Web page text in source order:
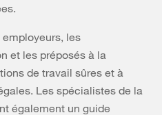
les
et les préposés à la
de travail sûres et à
Les spécialistes de la
également un guide